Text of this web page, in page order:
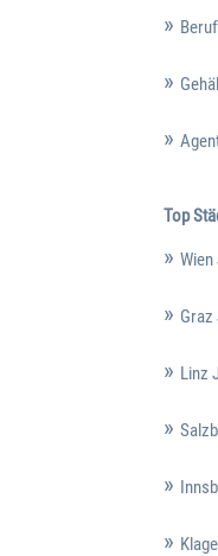
Top
Graz
Linz